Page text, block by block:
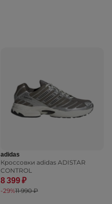
adidas
Кроссовки adidas ADISTAR
CONTROL
8 399 ₽
-29%11 990 ₽